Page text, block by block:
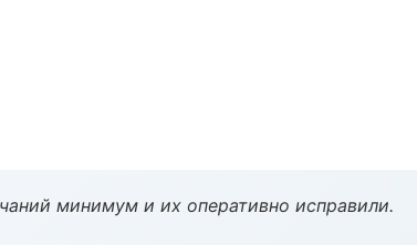
минимум и их оперативно исправили.